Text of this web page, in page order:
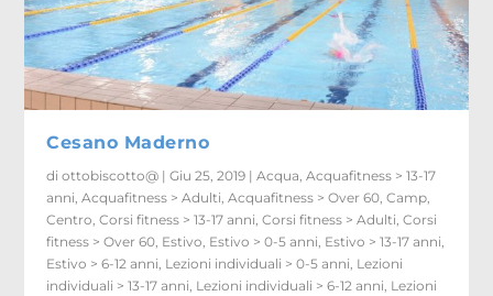
Cesano Maderno
diottobiscotto@ |Giu 25, 2019 |Acqua ,Acquafitness > 13-17
anni ,Acquafitness > Adulti ,Acquafitness > Over 60 ,Camp
Centro ,Corsi fitness > 13-17 anni ,Corsi fitness > Adulti ,Corsi
fitness > Over 60 Estivo Estivo > 0-5 anni Estivo > 13-17 anni
Estivo > 6-12 anni Lezioni individuali > 0-5 anni Lezioni
individuali > 13-17 anni Lezioni individuali > 6-12 anni Lezioni